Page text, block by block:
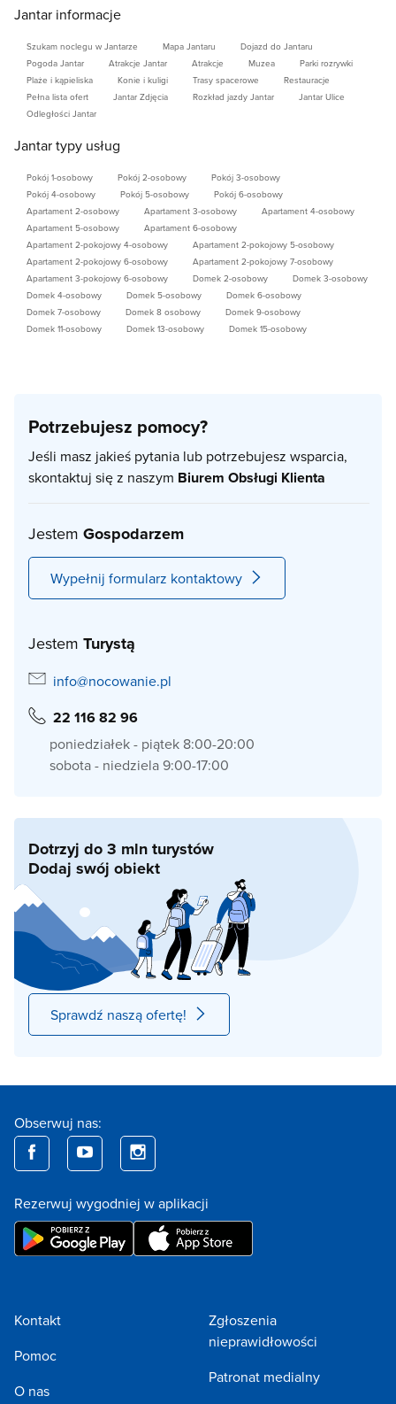
Jantar informacje
Szukam noclegu w Jantarze Mapa Jantaru
Dojazd do Jantaru
Pogoda Jantar
Atrakcje Jantar Atrakcje Muzea
Parki rozrywki
Plaże i kąpieliska
Konie i kuligi Trasy spacerowe
Restauracje
Pełna lista ofert
Jantar Zdjęcia Rozkład jazdy Jantar
Jantar Ulice
Odległości Jantar
Jantar typy usług
Pokój 1-osobowy Pokój 2-osobowy
Pokój 3-osobowy
Pokój 4-osobowy
Pokój 5-osobowy
Pokój 6-osobowy
Apartament 2-osobowy
Apartament 3-osobowy
Apartament 4-osobowy
Apartament 5-osobowy
Apartament 6-osobowy
Apartament 2-pokojowy 4-osobowy
Apartament 2-pokojowy 5-osobowy
Apartament 2-pokojowy 6-osobowy
Apartament 2-pokojowy 7-osobowy
Apartament 3-pokojowy 6-osobowy
Domek 2-osobowy
Domek 3-osobowy
Domek 4-osobowy
Domek 5-osobowy
Domek 6-osobowy
Domek 7-osobowy
Domek 8 osobowy
Domek 9-osobowy
Domek 11-osobowy
Domek 13-osobowy Domek 15-osobowy
Potrzebujesz pomocy?
Jeśli masz jakieś pytania lub potrzebujesz wsparcia,
skontaktuj się z naszym Biurem Obsługi Klienta
Jestem Gospodarzem
Wypełnij formularz kontaktowy
Jestem Turystą
info@nocowanie.pl
22 116 82 96
poniedziałek - piątek 8:00-20:00
sobota - niedziela 9:00-17:00
Dotrzyj do 3 mln turystów
Dodaj swój obiekt
Sprawdź naszą ofertę!
Obserwuj nas:
Rezerwuj wygodniej w aplikacji
Kontakt
Pomoc
O nas
Zgłoszenia
nieprawidłowości
Patronat medialny